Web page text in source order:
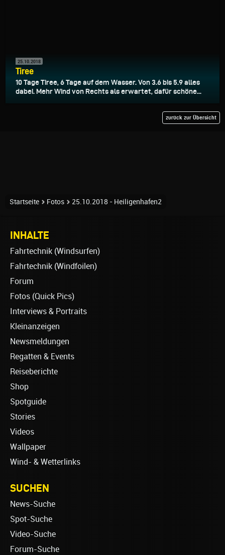
25.10.2018
Tiree
10 Tage Tiree, 6 Tage auf dem Wasser. Von 3.6 bis 5.9 alles
dabei. Mehr Wind von Rechts als erwartet, dafür schöne...
zurück zur Übersicht
Startseite Fotos 25.10.2018 - Heiligenhafen2
INHALTE
Fahrtechnik (Windsurfen)
Fahrtechnik (Windfoilen)
Forum
Fotos (Quick Pics)
Interviews & Portraits
Kleinanzeigen
Newsmeldungen
Regatten & Events
Reiseberichte
Shop
Spotguide
Stories
Videos
Wallpaper
Wind- & Wetterlinks
SUCHEN
News-Suche
Spot-Suche
Video-Suche
Forum-Suche